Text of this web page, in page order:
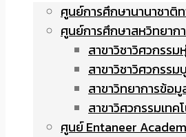
ศูนย์การศึกษานานาชาติ
ศูนย์การศึกษาสหวิทยาก
สาขาวิชาวิศวกรร
สาขาวิชาวิศวกรร
สาขาวิทยาการข้อมู
สาขาวิศวกรรมเท
ศูนย์ Entaneer